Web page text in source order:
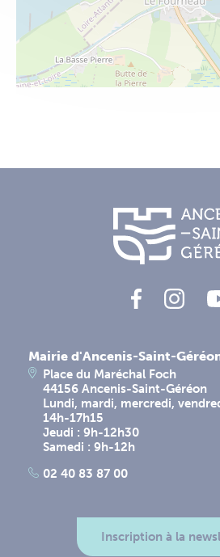
Mairie d'Ancenis-Saint-
Place du Maréchal Foch
44156 Ancenis-Saint-Géréon
Lundi, mardi, mercredi,
14h-17h15
Jeudi : 9h-12h30
Samedi : 9h-12h
02 40 83 87 00
Inscription à la